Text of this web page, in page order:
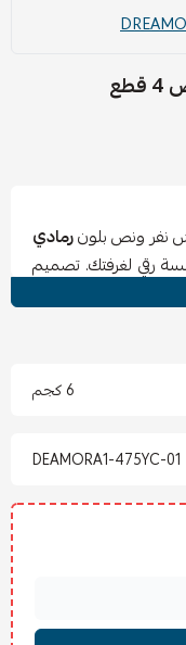
نفر ونص بلونرمادي
رقي لغرفتك. تصميم
الفاخر ليكمل ديكور
6 كجم
DEAMORA1-475YC-01